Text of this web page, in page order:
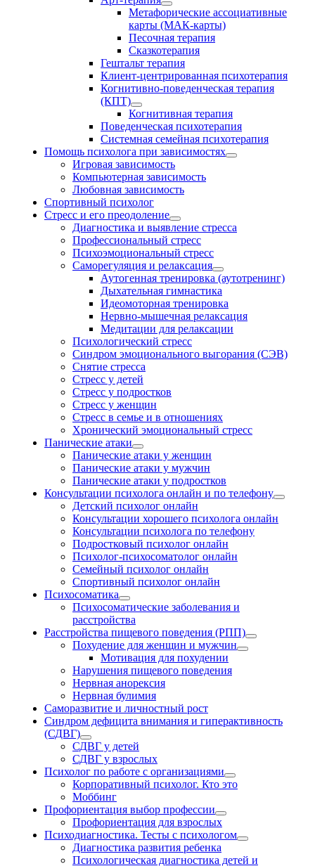
Метафорические ассоциативные
карты (МАК-карты)
Песочная терапия
Сказкотерапия
Гештальт терапия
Клиент-центрированная психотерапия
Когнитивно-поведенческая терапия
(КПТ)
Когнитивная терапия
Поведенческая психотерапия
Системная семейная психотерапия
Помощь психолога при зависимостях
Игровая зависимость
Компьютерная зависимость
Любовная зависимость
Спортивный психолог
Стресс и его преодоление
Диагностика и выявление стресса
Профессиональный стресс
Психоэмоциональный стресс
Саморегуляция и релаксация
Аутогенная тренировка (аутотренинг)
Дыхательная гимнастика
Идеомоторная тренировка
Нервно-мышечная релаксация
Медитации для релаксации
Психологический стресс
Синдром эмоционального выгорания (СЭВ)
Снятие стресса
Стресс у детей
Стресс у подростков
Стресс у женщин
Стресс в семье и в отношениях
Хронический эмоциональный стресс
Панические атаки
Панические атаки у женщин
Панические атаки у мужчин
Панические атаки у подростков
Консультации психолога онлайн и по телефону
Детский психолог онлайн
Консультации хорошего психолога онлайн
Консультации психолога по телефону
Подростковый психолог онлайн
Психолог-психосоматолог онлайн
Семейный психолог онлайн
Спортивный психолог онлайн
Психосоматика
Психосоматические заболевания и
расстройства
Расстройства пищевого поведения (РПП)
Похудение для женщин и мужчин
Мотивация для похудении
Нарушения пищевого поведения
Нервная анорексия
Нервная булимия
Саморазвитие и личностный рост
Синдром дефицита внимания и гиперактивность
(СДВГ)
СДВГ у детей
СДВГ у взрослых
Психолог по работе с организациями
Корпоративный психолог. Кто это
Моббинг
Профориентация выбор профессии
Профориентация для взрослых
Психодиагностика. Тесты с психологом
Диагностика развития ребенка
Психологическая диагностика детей и